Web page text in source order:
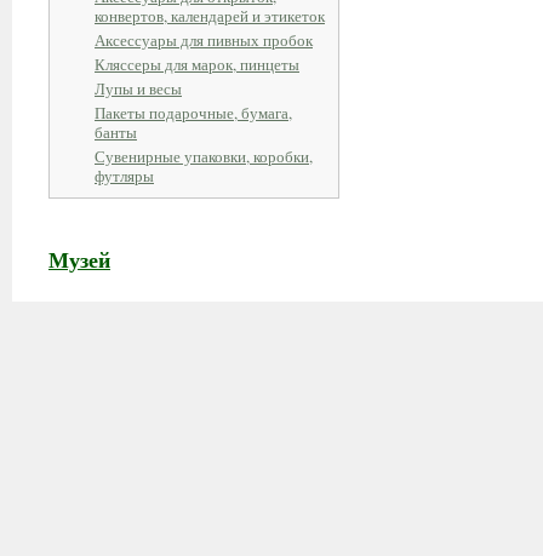
конвертов, календарей и этикеток
Аксессуары для пивных пробок
Кляссеры для марок, пинцеты
Лупы и весы
Пакеты подарочные, бумага,
банты
Сувенирные упаковки, коробки,
футляры
Музей